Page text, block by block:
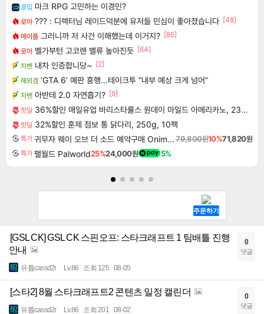
클립 마크 RPG 고민하는 이경민?
로아 ??? : 디렉터님 레이드덕분에 유저들 민심이 좋아졌습니다 [48]
메이플 그러니까 저 사건 이해했는데 이거지? [85]
로아 벨가부턴 고코랜 밸류 높아진듯 [64]
차벤 내차 인증합니당~ [2]
해외겜 ‘GTA 6’ 예판 흥행…테이크투 “내부 예상 크게 넘어”
차벤 아반테 2.0 자연흡기? [9]
핫딜 36%할인 매일유업 바리스타룰스 원데이 마일드 아메리카노, 230ml, 20개
핫딜 32%할인 훈제 점보 통 닭다리, 250g, 10팩
특가 귀무자 웨이 오브 더 소드 예약구매 Onimusha Way of the Sword79,800원10%71,820원
특가 팰월드 Palworld25%24,000원 5%
[GSL CK] GSL CK 스핀오프: 스타크래프트 1 팀배틀 진행
안내
유튭cassd2r Lv.86 조회 125 08-05
0
댓글
[스타2] 8월 스타크래프트2 콘텐츠 일정 캘린더
유튭cassd2r Lv.86 조회 201 08-02
0
댓글